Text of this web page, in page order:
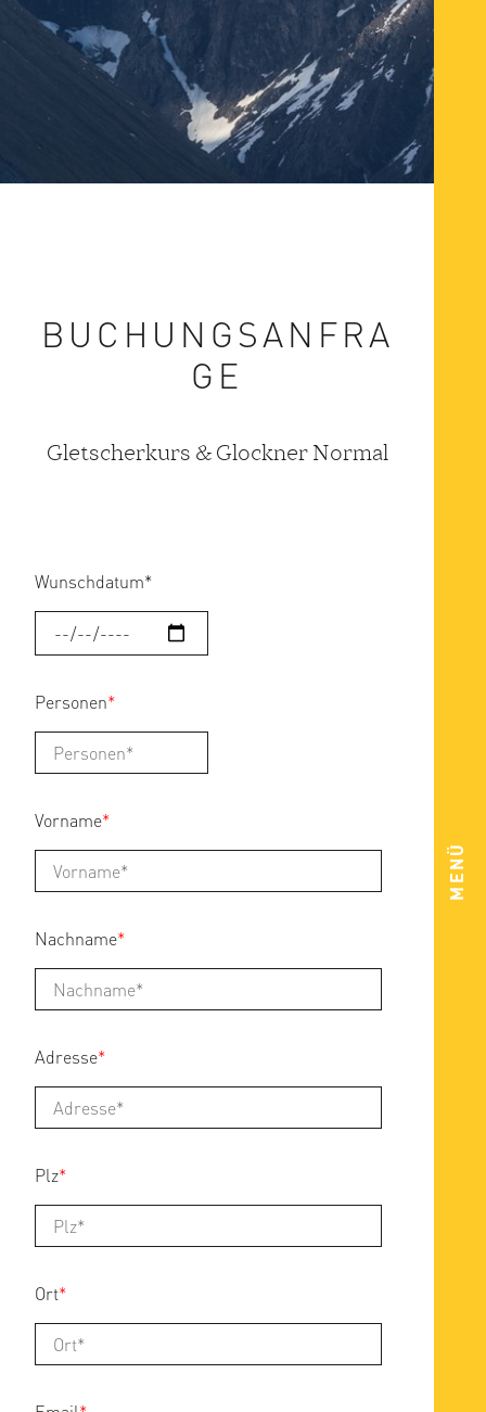
MENÜ
BUCHUNGSANFRA
GE
Gletscherkurs & Glockner Normal
Wunschdatum*
Personen*
Vorname*
Nachname*
Adresse*
Plz*
Ort*